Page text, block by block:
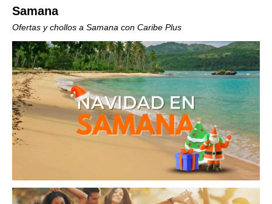
Samana
Ofertas y chollos a Samana con Caribe Plus